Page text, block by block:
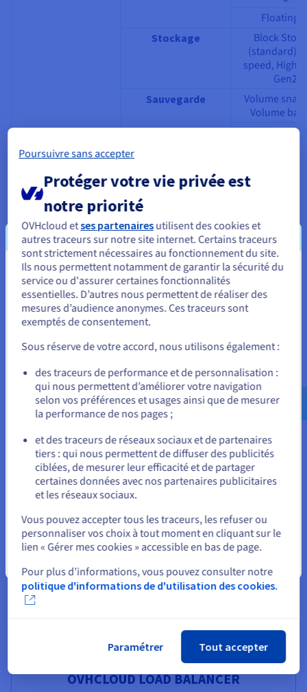
Floating
Stockage
Block
(standard),
speed, High
Gen2
Sauvegarde
Volume
Volume
Instance
Object Storage
Réseau Connexion privée
OVHcloud
Provider
IP LOAD BALANCER IP Load
PUBLIC CLOUD
Donnez un nouvel élan à votre entreprise et automatisez
votre infrastructure grâce à notre tarification flexible du
cloud (pay-as-you-go). Profitez de la flexibilité des
ressources à la demande et adaptez votre
consommation à vos besoins.
En savoir plus sur Public Cloud
OVHCLOUD CONNECT
Connectez votre réseau privé d'entreprise au vRack
performante. Vos données ne sont plus exposées au
réseau public, vous pouvez donc vous passer d'un VPN.
OVHCLOUD LOAD BALANCER
Vous semblez être localisé en États-
Unis.
Pour commander, rendez-vous sur le site de votre pays (États-
Allez sur le site États-Unis
us.ovhcloud.com/
Anglais USD - $
ou
Rester sur le site actuel
Sélectionner un autre site web
Poursuivre sans accepter
Protéger votre vie privée est
notre priorité
OVHcloud etses partenairesutilisent des cookies et
autres traceurs sur notre site internet. Certains traceurs
sont strictement nécessaires au fonctionnement du site.
Ils nous permettent notamment de garantir la sécurité du
service ou d'assurer certaines fonctionnalités
essentielles. D’autres nous permettent de réaliser des
mesures d’audience anonymes. Ces traceurs sont
exemptés de consentement.
Sous réserve de votre accord, nous utilisons également :
des traceurs de performance et de personnalisation :
qui nous permettent d’améliorer votre navigation
selon vos préférences et usages ainsi que de mesurer
la performance de nos pages ;
et des traceurs de réseaux sociaux et de partenaires
tiers : qui nous permettent de diffuser des publicités
ciblées, de mesurer leur efficacité et de partager
certaines données avec nos partenaires publicitaires
et les réseaux sociaux.
Vous pouvez accepter tous les traceurs, les refuser ou
personnaliser vos choix à tout moment en cliquant sur le
lien « Gérer mes cookies » accessible en bas de page.
Pour plus d’informations, vous pouvez consulter notre
politique d'informations de d'utilisation des cookies.
Paramétrer Tout accepter